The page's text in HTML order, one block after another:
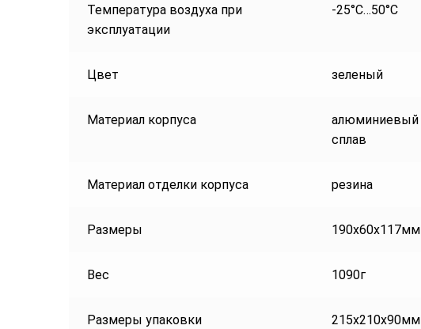
Температура воздуха при
эксплуатации
-25°С…50°С
Цвет зеленый
Материал корпуса
алюминиевый
сплав
Материал отделки корпуса резина
Размеры 190x60x117мм
Вес 1090г
Размеры упаковки 215x210x90мм